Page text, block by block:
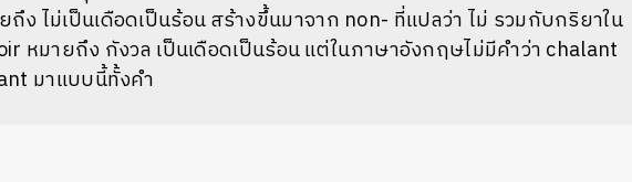
ถึง ไม่เป็นเดือดเป็นร้อน สร้างขึ้นมาจาก non- ที่แปลว่า ไม่ รวมกับกริยาใน
หมายถึง กังวล เป็นเดือดเป็นร้อน แต่ในภาษาอังกฤษไม่มีคำว่า chalant
มาแบบนี้ทั้งคำ